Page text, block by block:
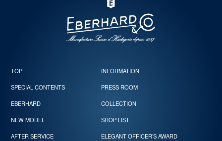
TOP INFORMATION
SPECIAL CONTENTS PRESS ROOM
EBERHARD COLLECTION
NEW MODEL SHOP LIST
AFTER SERVICE ELEGANT OFFICER’S AWARD